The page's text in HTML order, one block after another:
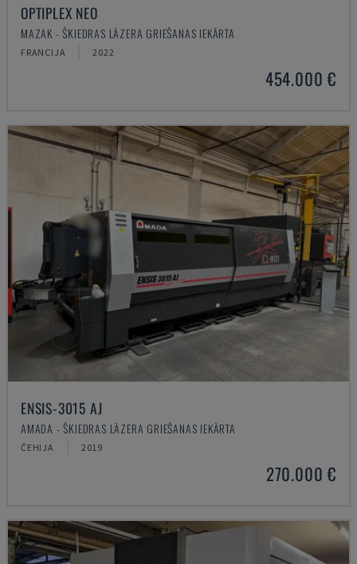
OPTIPLEX NEO
MAZAK - ŠĶIEDRAS LĀZERA GRIEŠANAS IEKĀRTA
FRANCIJA 2022
454.000 €
ENSIS-3015 AJ
AMADA - ŠĶIEDRAS LĀZERA GRIEŠANAS IEKĀRTA
ČEHIJA 2019
270.000 €